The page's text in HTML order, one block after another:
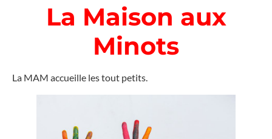
La Maison aux
Minots
La MAM accueille les tout petits.